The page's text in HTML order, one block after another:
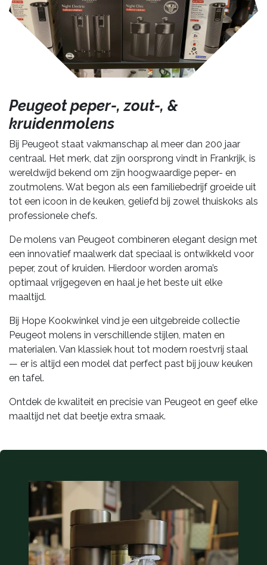
Peugeot peper-, zout-, &
kruidenmolens
Bij Peugeot staat vakmanschap al meer dan 200 jaar
centraal. Het merk, dat zijn oorsprong vindt in Frankrijk, is
wereldwijd bekend om zijn hoogwaardige peper- en
zoutmolens. Wat begon als een familiebedrijf groeide uit
tot een icoon in de keuken, geliefd bij zowel thuiskoks als
professionele chefs.
De molens van Peugeot combineren elegant design met
een innovatief maalwerk dat speciaal is ontwikkeld voor
peper, zout of kruiden. Hierdoor worden aroma’s
optimaal vrijgegeven en haal je het beste uit elke
maaltijd.
Bij Hope Kookwinkel vind je een uitgebreide collectie
Peugeot molens in verschillende stijlen, maten en
materialen. Van klassiek hout tot modern roestvrij staal
— er is altijd een model dat perfect past bij jouw keuken
en tafel.
Ontdek de kwaliteit en precisie van Peugeot en geef elke
maaltijd net dat beetje extra smaak.